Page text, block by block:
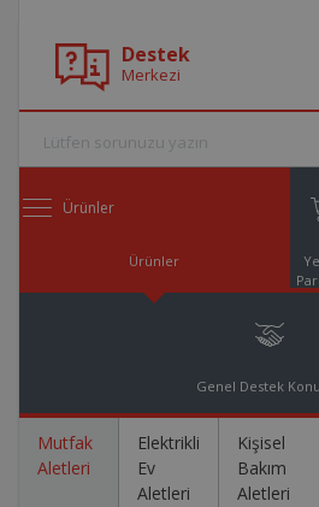
Destek
Merkezi
Ürünler
Ürünler
Genel Destek
Mutfak
Aletleri
Elektrikli
Ev
Aletleri
Kişisel
Bakım
Aletleri